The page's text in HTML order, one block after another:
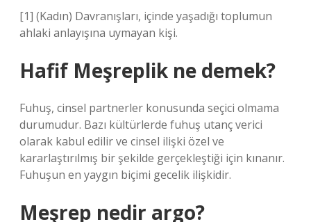
[1] (Kadın) Davranışları, içinde yaşadığı toplumun
ahlaki anlayışına uymayan kişi.
Hafif Meşreplik ne demek?
Fuhuş, cinsel partnerler konusunda seçici olmama
durumudur. Bazı kültürlerde fuhuş utanç verici
olarak kabul edilir ve cinsel ilişki özel ve
kararlaştırılmış bir şekilde gerçekleştiği için kınanır.
Fuhuşun en yaygın biçimi gecelik ilişkidir.
Meşrep nedir argo?